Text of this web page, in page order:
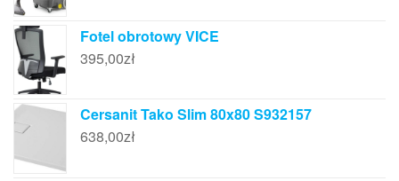
Fotel obrotowy VICE
395,00zł
Cersanit Tako Slim 80x80 S932157
638,00zł